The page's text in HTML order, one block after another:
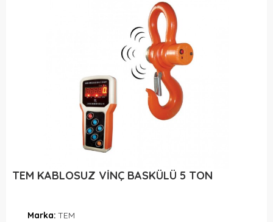
TEM KABLOSUZ VİNÇ BASKÜLÜ 5 TON
Marka: TEM